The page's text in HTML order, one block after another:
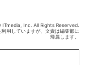
Inc. All Rights Reserved.
用していますが、文責は編集部に
帰属します。